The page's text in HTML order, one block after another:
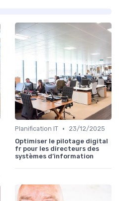
Planification IT •
23/12/2025
Optimiser le pilotage digital
fr pour les directeurs des
systèmes d’information